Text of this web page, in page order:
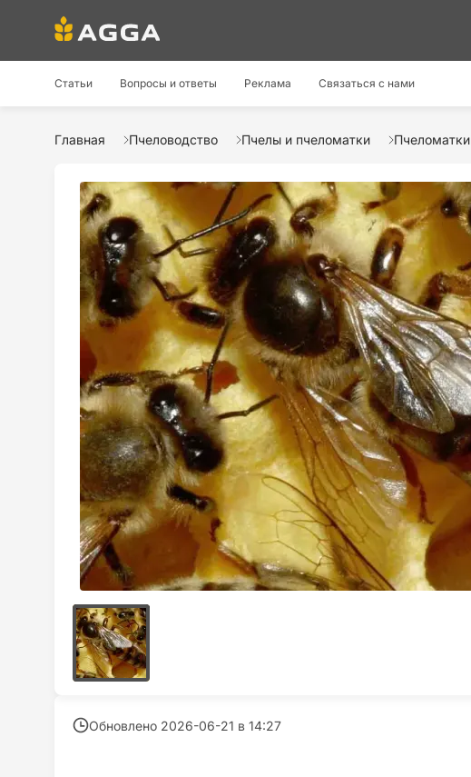
Статьи Вопросы и ответы Реклама Связаться с нами
Главная Пчеловодство Пчелы и пчеломатки Пчеломатки
Обновлено 2026-06-21 в 14:27